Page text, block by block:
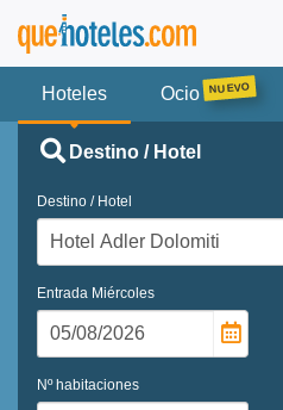
Hoteles Ocio
Destino / Hotel
Destino / Hotel
Entrada Miércoles
Nº habitaciones